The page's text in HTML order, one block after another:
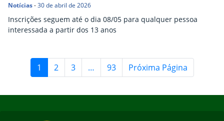
Notícias-30 de abril de 2026
Inscrições seguem até o dia 08/05 para qualquer pessoa
interessada a partir dos 13 anos
1 2 3 … 93 Próxima Página